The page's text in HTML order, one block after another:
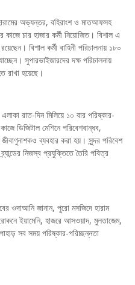
অভ্যন্তর, বহিরাংশ ও মাতআফসহ
চার হাজার কর্মী নিয়োজিত। বিশাল এ
বিশাল কর্মী বাহিনী পরিচালনায় ১৮০
সুপারভাইজারদের দক্ষ পরিচালনায়
রাখা হয়েছে।
রাত-দিন মিলিয়ে ১০ বার পরিষ্কার-
ডিজিটাল মেশিনে পরিবেশবান্ধব,
ব্যবহার করা হয়। সুন্দর পরিবেশ
নিজস্ব প্রযুক্তিতে তৈরি পবিত্র
ওদাআনি জানান, পুরো মসজিদে হারাম
ইয়ামেনি, হাজরে আসওয়াদ, মুলতাজেম,
সব সময় পরিষ্কার-পরিচ্ছন্নতা